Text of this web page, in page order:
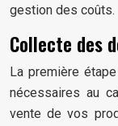
gestion des coûts.
Collecte des
La première
nécessaires au
vente de vos